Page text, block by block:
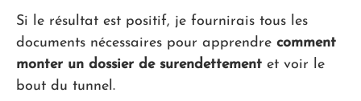
Si le résultat est positif, je fournirais tous les
documents nécessaires pour apprendre comment
monter un dossier de surendettement et voir le
bout du tunnel.